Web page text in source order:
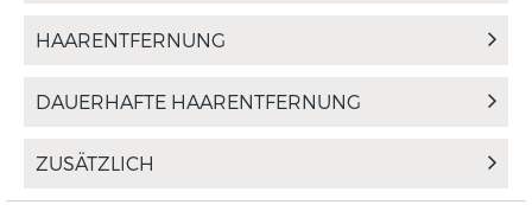
HAARENTFERNUNG
DAUERHAFTE HAARENTFERNUNG
ZUSÄTZLICH